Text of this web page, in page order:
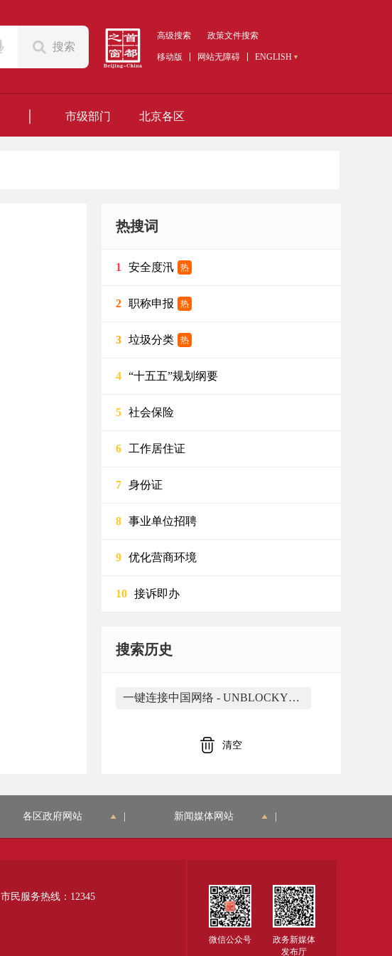
搜索
高级搜索 政策文件搜索
移动版 网站无障碍 ENGLISH
市级部门 北京各区
热搜词
1 安全度汛 热
2 职称申报 热
3 垃圾分类 热
4 “十五五”规划纲要
5 社会保险
6 工作居住证
7 身份证
8 事业单位招聘
9 优化营商环境
10 接诉即办
搜索历史
一键连接中国网络 - UNBLOCKYOUKU https://www.unblockyouku.mobi/一键连接中国网络_2026.html 是由合肥市蜀山区大香蕉网络应用工作室开发
清空
各区政府网站 新闻媒体网站
市民服务热线：12345
微信公众号
政务新媒体
发布厅